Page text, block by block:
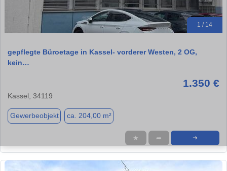
1 / 14
gepflegte Büroetage in Kassel- vorderer Westen, 2 OG,
kein…
1.350 €
Kassel, 34119
Gewerbeobjekt ca. 204,00 m²
★ ➦ ➜